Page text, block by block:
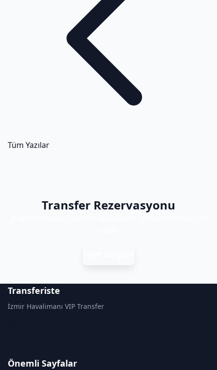
Tüm Yazılar
Transfer Rezervasyonu
Transferiste
İzmir Havalimanı VIP Transfer
Önemli Sayfalar